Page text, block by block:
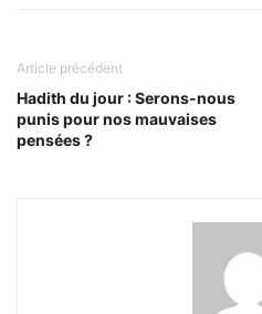
Article précédent
Hadith du jour : Serons-nous
punis pour nos mauvaises
pensées ?